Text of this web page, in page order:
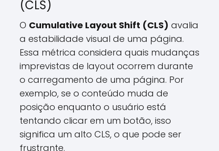
(CLS)
O Cumulative Layout Shift (CLS) avalia
a estabilidade visual de uma página.
Essa métrica considera quais mudanças
imprevistas de layout ocorrem durante
o carregamento de uma página. Por
exemplo, se o conteúdo muda de
posição enquanto o usuário está
tentando clicar em um botão, isso
significa um alto CLS, o que pode ser
frustrante.